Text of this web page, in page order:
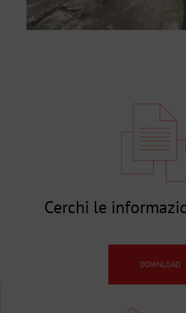
Cerchi le
DOWNLOAD